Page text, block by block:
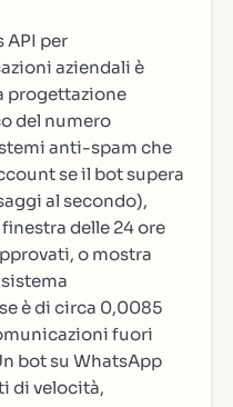
API per
aziendali è
progettazione
del numero
anti-spam che
se il bot supera
al secondo),
delle 24 ore
o mostra
è di circa 0,0085
fuori
bot su WhatsApp
di velocità,